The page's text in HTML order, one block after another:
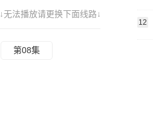
↓无法播放请更换下面线路↓
第08集
12